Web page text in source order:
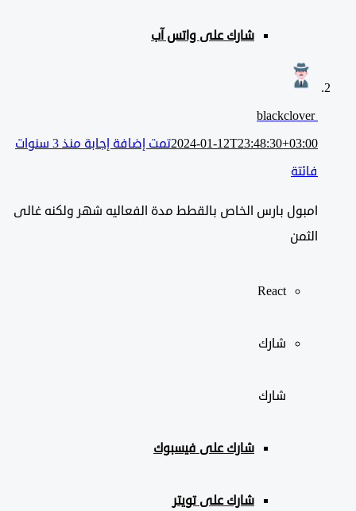
شارك على واتس آب
blackclover ‎
2024-01-12T23:48:30+03:00
تمت إضافة إجابة منذ 3 سنوات
امبول بارس الخاص بالقطط مدة الفعاليه شهر ولكنه غالى
React
شارك
شارك علىفيسبوك
شارك على تويتر